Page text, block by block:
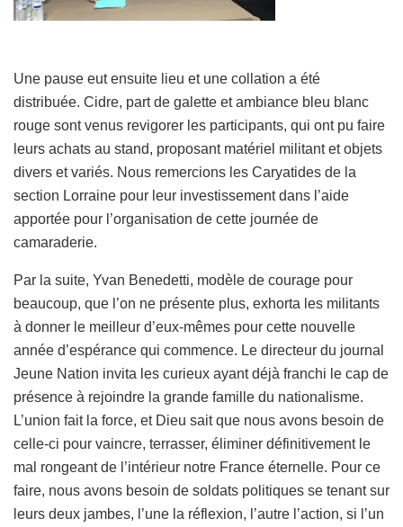
Une pause eut ensuite lieu et une collation a été
distribuée. Cidre, part de galette et ambiance bleu blanc
rouge sont venus revigorer les participants, qui ont pu faire
leurs achats au stand, proposant matériel militant et objets
divers et variés. Nous remercions les Caryatides de la
section Lorraine pour leur investissement dans l’aide
apportée pour l’organisation de cette journée de
camaraderie.
Par la suite, Yvan Benedetti, modèle de courage pour
beaucoup, que l’on ne présente plus, exhorta les militants
à donner le meilleur d’eux-mêmes pour cette nouvelle
année d’espérance qui commence. Le directeur du journal
Jeune Nation invita les curieux ayant déjà franchi le cap de
présence à rejoindre la grande famille du nationalisme.
L’union fait la force, et Dieu sait que nous avons besoin de
celle-ci pour vaincre, terrasser, éliminer définitivement le
mal rongeant de l’intérieur notre France éternelle. Pour ce
faire, nous avons besoin de soldats politiques se tenant sur
leurs deux jambes, l’une la réflexion, l’autre l’action, si l’un